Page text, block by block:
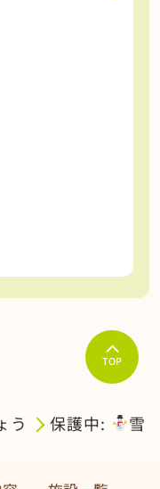
TOP
う 保護中:
雪